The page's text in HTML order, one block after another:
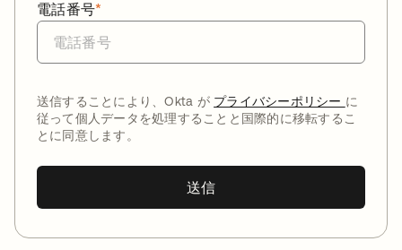
*
電話番号
送信することにより、Okta が プライバシーポリシー に
従って個人データを処理することと国際的に移転するこ
とに同意します。
送信